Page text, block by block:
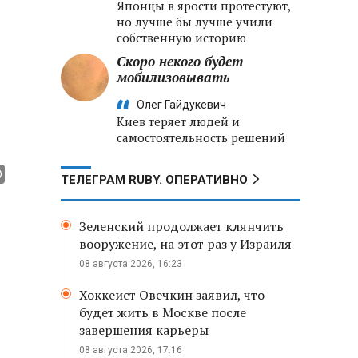
Японцы в ярости протестуют,
но лучше бы лучше учили
собственную историю
Скоро некого будет
мобилизовывать
Олег Гайдукевич
Киев теряет людей и
самостоятельность решений
ТЕЛЕГРАМ RUBY. ОПЕРАТИВНО
Зеленский продолжает клянчить
вооружение, на этот раз у Израиля
08 августа 2026, 16:23
Хоккеист Овечкин заявил, что
будет жить в Москве после
завершения карьеры
08 августа 2026, 17:16